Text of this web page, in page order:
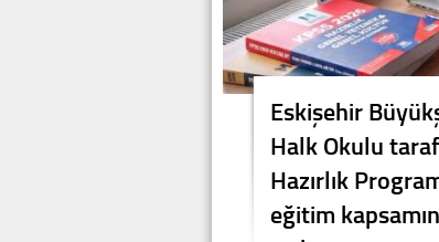
Eskişehir
Halk Okulu
Hazırlık
eğitim